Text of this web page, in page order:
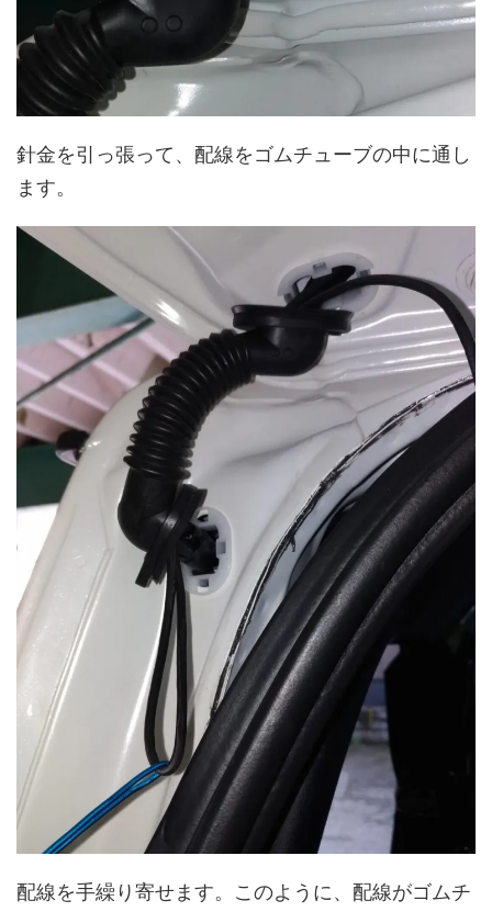
針金を引っ張って、配線をゴムチューブの中に通し
ます。
配線を手繰り寄せます。このように、配線がゴムチ